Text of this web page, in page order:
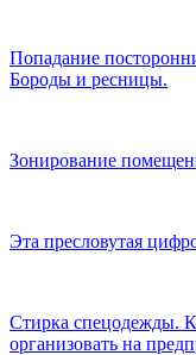
Попадание
Бороды и ресницы.
Зонирование
Эта пресловутая
Стирка спецодежды.
организовать на